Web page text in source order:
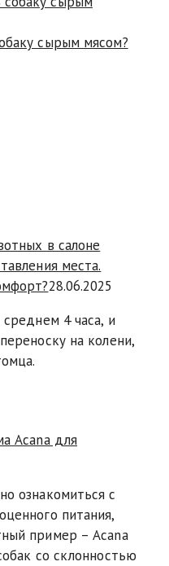
сырым мясом?
в салоне
места.
28.06.2025
4 часа, и
на колени,
Acana для
ознакомиться с
питания,
пример – Acana
со склонностью